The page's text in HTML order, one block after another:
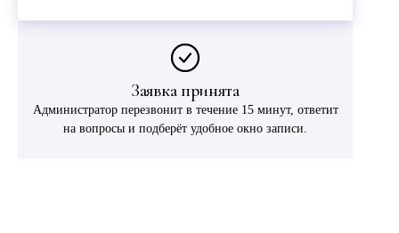
Заявка принята
Администратор перезвонит в течение 15 минут, ответит
на вопросы и подберёт удобное окно записи.